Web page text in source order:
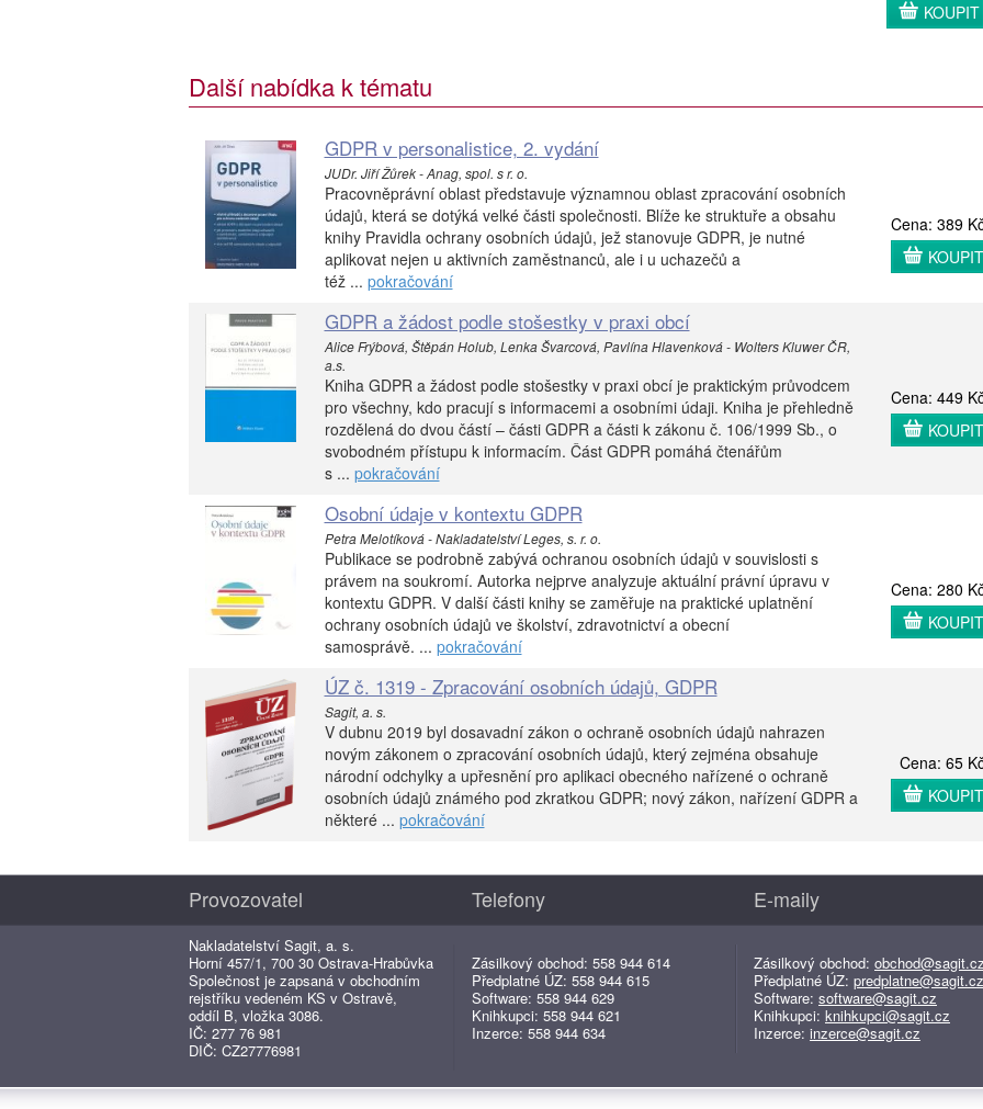
KOUPIT
Další nabídka k tématu
GDPR v personalistice, 2. vydání
JUDr. Jiří Žůrek - Anag, spol. s r. o.
Pracovněprávní oblast představuje významnou oblast zpracování osobních
údajů, která se dotýká velké části společnosti. Blíže ke struktuře a obsahu
knihy Pravidla ochrany osobních údajů, jež stanovuje GDPR, je nutné
aplikovat nejen u aktivních zaměstnanců, ale i u uchazečů a
též ... pokračování
Cena: 389
KOUPIT
GDPR a žádost podle stošestky v praxi obcí
Alice Frýbová, Štěpán Holub, Lenka Švarcová, Pavlína Hlavenková - Wolters Kluwer ČR,
a.s.
Kniha GDPR a žádost podle stošestky v praxi obcí je praktickým průvodcem
pro všechny, kdo pracují s informacemi a osobními údaji. Kniha je přehledně
rozdělená do dvou částí – části GDPR a části k zákonu č. 106/1999 Sb., o
svobodném přístupu k informacím. Část GDPR pomáhá čtenářům
s ... pokračování
Cena: 449
KOUPIT
Osobní údaje v kontextu GDPR
Petra Melotíková - Nakladatelství Leges, s. r. o.
Publikace se podrobně zabývá ochranou osobních údajů v souvislosti s
právem na soukromí. Autorka nejprve analyzuje aktuální právní úpravu v
kontextu GDPR. V další části knihy se zaměřuje na praktické uplatnění
ochrany osobních údajů ve školství, zdravotnictví a obecní
samosprávě. ... pokračování
Cena: 280
KOUPIT
ÚZ č. 1319 - Zpracování osobních údajů, GDPR
Sagit, a. s.
V dubnu 2019 byl dosavadní zákon o ochraně osobních údajů nahrazen
novým zákonem o zpracování osobních údajů, který zejména obsahuje
národní odchylky a upřesnění pro aplikaci obecného nařízené o ochraně
osobních údajů známého pod zkratkou GDPR; nový zákon, nařízení GDPR a
některé ... pokračování
Cena: 65
KOUPIT
Provozovatel
Nakladatelství Sagit, a. s.
Horní 457/1, 700 30 Ostrava-Hrabůvka
Společnost je zapsaná v obchodním
rejstříku vedeném KS v Ostravě,
oddíl B, vložka 3086.
IČ: 277 76 981
DIČ: CZ27776981
Telefony
Zásilkový obchod: 558 944 614
Předplatné ÚZ: 558 944 615
Software: 558 944 629
Knihkupci: 558 944 621
Inzerce: 558 944 634
E-maily
Zásilkový obchod: obchod@sagit.cz
Předplatné ÚZ: predplatne@sagit.cz
Software: software@sagit.cz
Knihkupci: knihkupci@sagit.cz
Inzerce: inzerce@sagit.cz